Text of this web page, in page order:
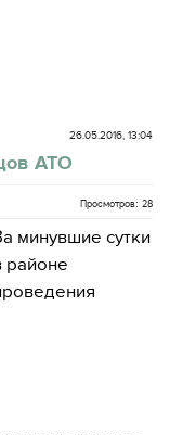
26.05.2016, 13:04
АТО
Просмотров: 28
минувшие сутки
районе